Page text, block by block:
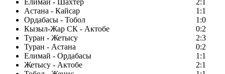
Елимай - Шахтер
2:1
Астана - Кайсар
1:1
Ордабасы - Тобол
1:0
Кызыл-Жар СК - Актобе
0:2
Туран - Жетысу
2:3
Туран - Астана
0:2
Елимай - Ордабасы
1:1
Жетысу - Актобе
2:1